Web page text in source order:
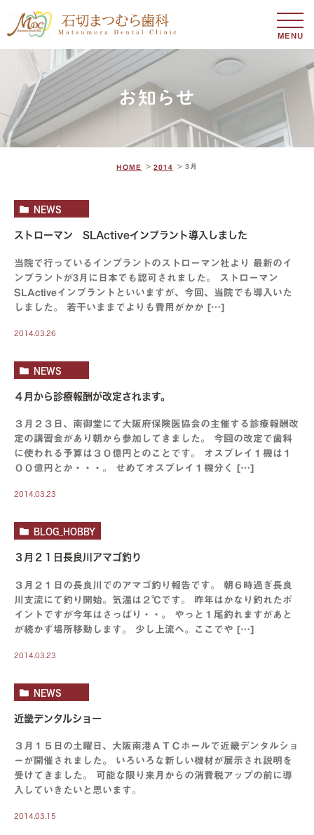
MENU
お知らせ
HOME 2014 3月
NEWS
ストローマン SLActiveインプラント導入しました
当院で行っているインプラントのストローマン社より 最新のイ
ンプラントが3月に日本でも認可されました。 ストローマン
SLActiveインプラントといいますが、今回、当院でも導入いた
しました。 若干いままでよりも費用がかか […]
2014.03.26
NEWS
４月から診療報酬が改定されます。
３月２３日、南御堂にて大阪府保険医協会の主催する診療報酬改
定の講習会があり朝から参加してきました。 今回の改定で歯科
に使われる予算は３０億円とのことです。 オスプレイ１機は１
００億円とか・・・。 せめてオスプレイ１機分く […]
2014.03.23
BLOG_HOBBY
３月２１日長良川アマゴ釣り
３月２１日の長良川でのアマゴ釣り報告です。 朝６時過ぎ長良
川支流にて釣り開始。気温は２℃です。 昨年はかなり釣れたポ
イントですが今年はさっぱり・・。 やっと１尾釣れますがあと
が続かず場所移動します。 少し上流へ。ここでや […]
2014.03.23
NEWS
近畿デンタルショー
３月１５日の土曜日、大阪南港ＡＴＣホールで近畿デンタルショ
ーが開催されました。 いろいろな新しい機材が展示され説明を
受けてきました。 可能な限り来月からの消費税アップの前に導
入していきたいと思います。
2014.03.15